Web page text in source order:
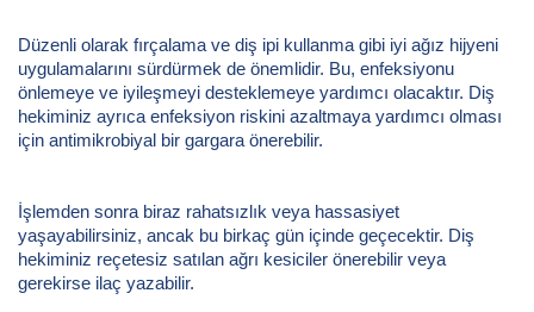
Düzenli olarak fırçalama ve diş ipi kullanma gibi iyi ağız hijyeni
uygulamalarını sürdürmek de önemlidir. Bu, enfeksiyonu
önlemeye ve iyileşmeyi desteklemeye yardımcı olacaktır. Diş
hekiminiz ayrıca enfeksiyon riskini azaltmaya yardımcı olması
için antimikrobiyal bir gargara önerebilir.
İşlemden sonra biraz rahatsızlık veya hassasiyet
yaşayabilirsiniz, ancak bu birkaç gün içinde geçecektir. Diş
hekiminiz reçetesiz satılan ağrı kesiciler önerebilir veya
gerekirse ilaç yazabilir.